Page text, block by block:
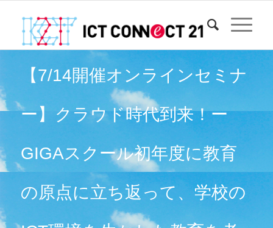
【7/14開催オンラインセミナ
ー】クラウド時代到来！ー
GIGAスクール初年度に教育
の原点に立ち返って、学校の